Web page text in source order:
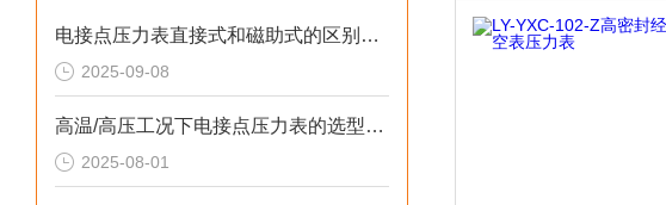
电接点压力表直接式和磁助式的区别及压力表FS含义解析
2025-09-08
高温/高压工况下电接点压力表的选型策略
2025-08-01